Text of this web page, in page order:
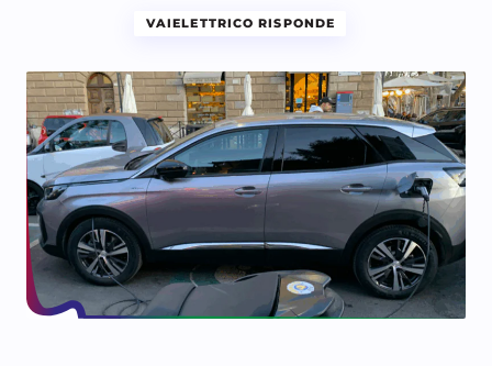
VAIELETTRICO RISPONDE